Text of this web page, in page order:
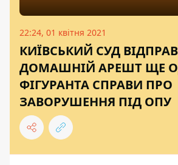
22:24, 01 квітня 2021
КИЇВСЬКИЙ СУД
ДОМАШНІЙ АРЕШТ ЩЕ
ФІГУРАНТА СПРАВИ ПРО
ЗАВОРУШЕННЯ ПІД ОПУ